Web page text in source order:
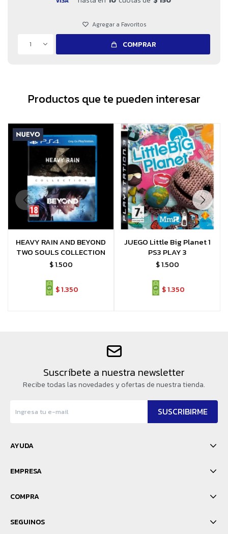
1 COMPRAR
Productos que te pueden interesar
HEAVY RAIN AND BEYOND
TWO SOULS COLLECTION
$1.500
$1.350
JUEGO Little Big Planet 1
PS3 PLAY 3
$1.500
$1.350
Suscríbete a nuestra newsletter
Recibe todas las novedades y ofertas de nuestra tienda.
SUSCRIBIRME
AYUDA
EMPRESA
COMPRA
SEGUINOS